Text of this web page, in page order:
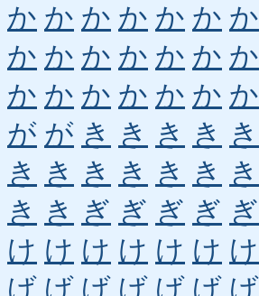
か か か か か か か
か か か か か か か
か か か か か か か
が が き き き き き
き き き き き き き
き き ぎ ぎ ぎ ぎ ぎ
け け け け け け け
げ げ げ げ げ げ げ